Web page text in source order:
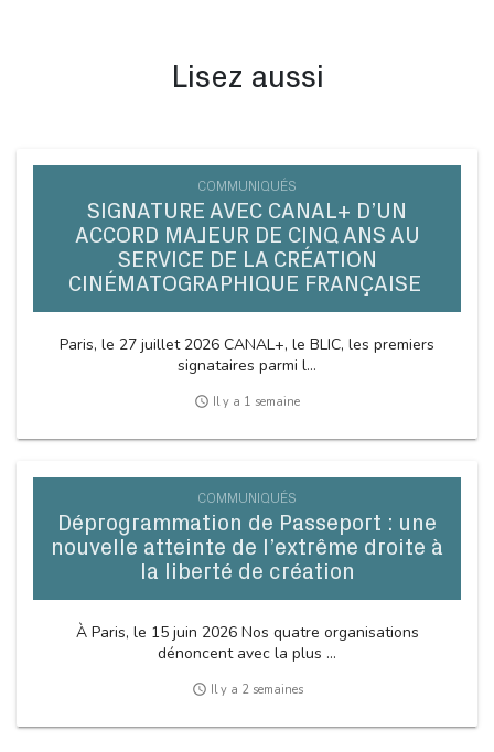
Lisez aussi
COMMUNIQUÉS
SIGNATURE AVEC CANAL+ D’UN
ACCORD MAJEUR DE CINQ ANS AU
SERVICE DE LA CRÉATION
CINÉMATOGRAPHIQUE FRANÇAISE
Paris, le 27 juillet 2026 CANAL+, le BLIC, les premiers
signataires parmi l...
access_time Il y a 1 semaine
COMMUNIQUÉS
Déprogrammation de Passeport : une
nouvelle atteinte de l’extrême droite à
la liberté de création
À Paris, le 15 juin 2026 Nos quatre organisations
dénoncent avec la plus ...
access_time Il y a 2 semaines